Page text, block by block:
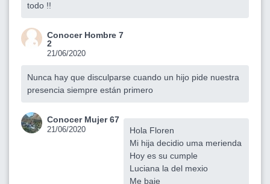
todo !!
Conocer Hombre 7
2
21/06/2020
Nunca hay que disculparse cuando un hijo pide nuestra
presencia siempre están primero
Conocer Mujer 67
21/06/2020
Hola Floren
Mi hija decidio uma merienda
Hoy es su cumple
Luciana la del mexio
Me baje